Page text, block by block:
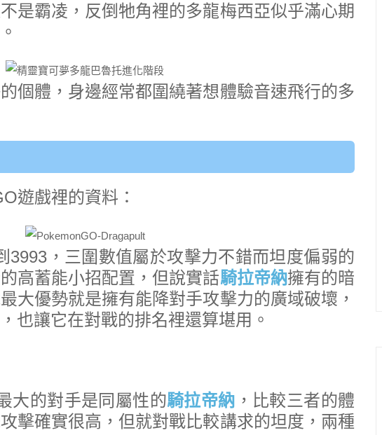
是霸凌，反倒牠角裡的多龍梅西亞似乎滿心期
個體，身邊經常都圍繞著想體驗音速飛行的多
遊戲裡的資料：
3993，三圍數值屬於攻擊力不錯而坦度偏弱的
高蓄能小招配置，但說實話騎拉帝納擁有的暗
大優勢就是擁有能降對手攻擊力的廣域破壞，
也讓它在對戰的排名裡還算堪用。
大的對手是同屬性的騎拉帝納 ，比較三者的體
擊確實很高，但就對戰比較講求的坦度，兩種